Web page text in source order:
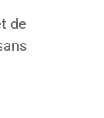
de